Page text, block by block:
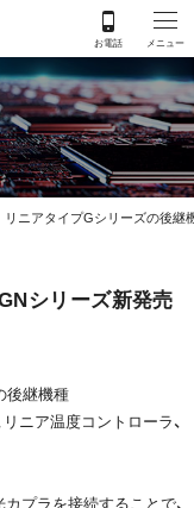
リニアタイプGシリーズの後継
シリーズ新発売
後継機種
ニア温度コントローラ、
プラを接続することで、